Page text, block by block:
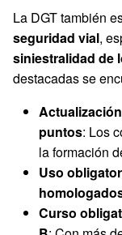
La DGT también
seguridad vial,
siniestralidad de
destacadas se
puntos: Los
la formación
Uso
Curso